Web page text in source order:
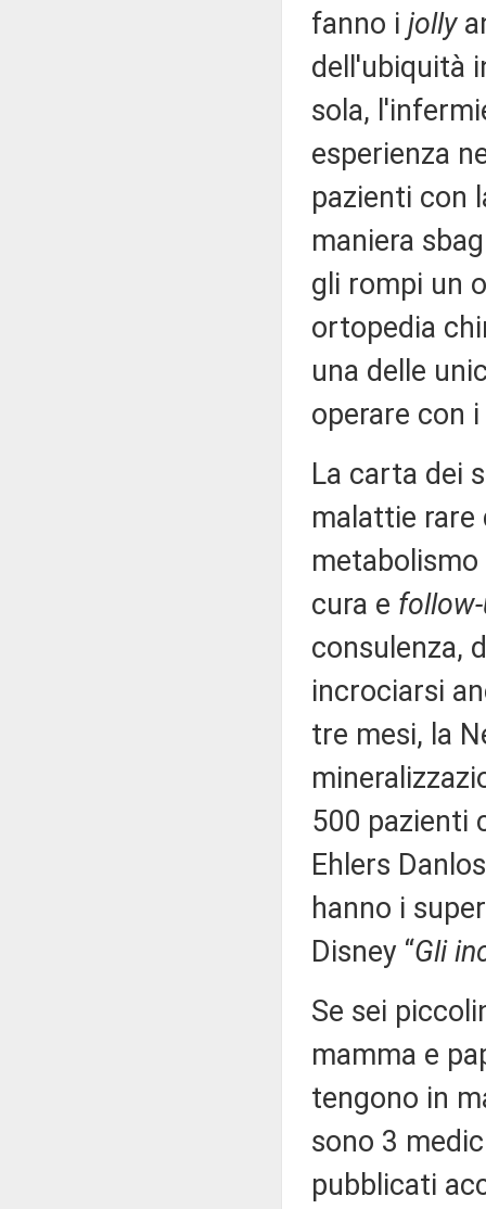
fanno i jolly
dell'ubiquità
sola,
esperienza
pazienti con
maniera
gli rompi un
ortopedia
una delle
operare con
La carta dei
malattie rare
cura e
consulenza,
incrociarsi
tre mesi, la
500 pazienti
Ehlers
hanno i
Disney “Gli
Se sei
mamma e
tengono in
sono 3
pubblicati